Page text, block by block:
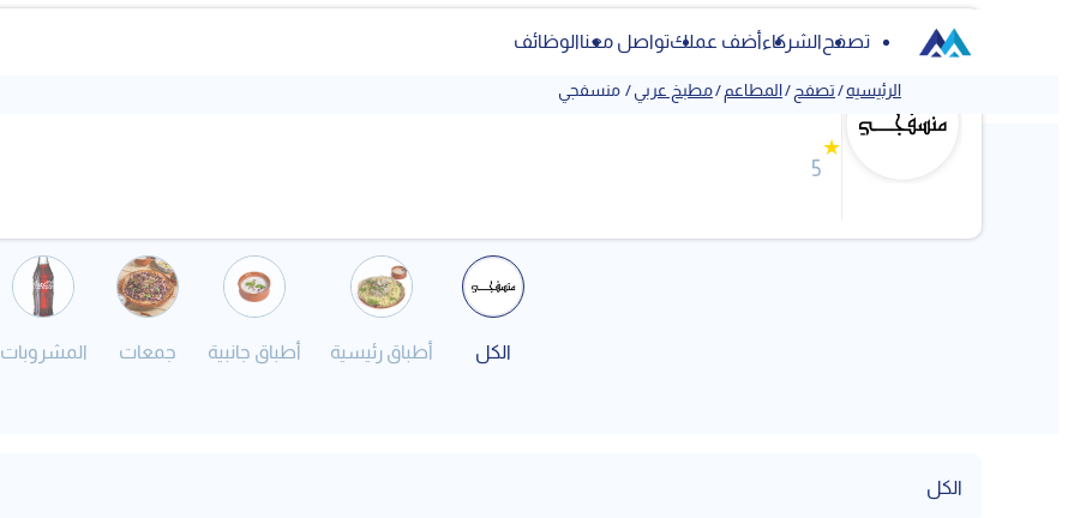
تصفح الشركاءأضف عملكتواصل معناالوظائف
الرئيسيه/تصفح /المطاعم /مطبخ عربي/ منسفجي منسفجي
★
5
الكل أطباق رئيسية أطباق جانبية جمعات المشروبات
الكل